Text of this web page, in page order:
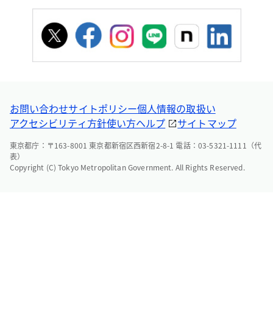
お問い合わせサイトポリシー個人情報の取扱い
アクセシビリティ方針使い方ヘルプ サイトマップ
東京都庁：〒163-8001 東京都新宿区西新宿2-8-1 電話：03-5321-1111（代
表）
Copyright (C) Tokyo Metropolitan Government. All Rights Reserved.